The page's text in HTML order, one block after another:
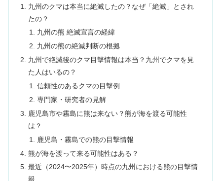
九州のクマは本当に絶滅したの？なぜ「絶滅」とされ
たの？
九州の熊 絶滅宣言の経緯
九州の熊の絶滅判断の根拠
九州で絶滅後のクマ目撃情報は本当？九州でクマを見
た人はいるの？
信頼性のあるクマの目撃例
専門家・研究者の見解
鹿児島市や霧島に熊は来ない？熊が海を渡る可能性
は？
鹿児島・霧島での熊の目撃情報
熊が海を渡って来る可能性はある？
最近（2024〜2025年）時点の九州における熊の目撃情
報